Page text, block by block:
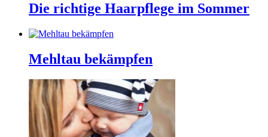
Die richtige Haarpflege im Sommer
Mehltau bekämpfen